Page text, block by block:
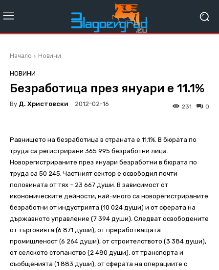
Начало Новини
НОВИНИ
Безработица през януари е 11.1%
By Д. Христовски 2012-02-16 0
231
Равнището на безработица в страната е 11.1%. В бюрата по
труда са регистрирани 365 995 безработни лица.
Новорегистрираните през януари безработни в бюрата по
труда са 50 245. Частният сектор е освободил почти
половината от тях – 23 667 души. В зависимост от
икономическите дейности, най-много са новорегистрираните
безработни от индустрията (10 024 души) и от сферата на
държавното управление (7 394 души). Следват освободените
от търговията (6 871 души), от преработващата
промишленост (6 264 души), от строителството (3 384 души),
от селското стопанство (2 480 души), от транспорта и
съобщенията (1 883 души), от сферата на операциите с